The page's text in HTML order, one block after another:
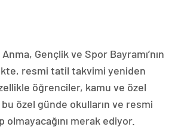
Anma, Gençlik ve Spor Bayramı’nın
resmi tatil takvimi yeniden
öğrenciler, kamu ve özel
bu özel günde okulların ve resmi
olmayacağını merak ediyor.